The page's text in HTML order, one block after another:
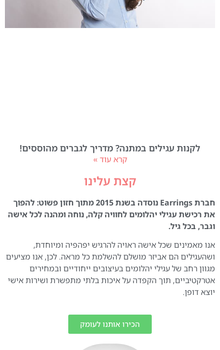
לקנות עגילים במתנה? מדריך לגברים מהוססים!
קרא עוד »
קצת עלינו
חברת Earrings נוסדה בשנת 2015 מתוך חזון פשוט: להפוך
את רכישת עגילי יהלומים לחוויה קלה, נוחה ומהנה לכל אישה
וגבר, בכל גיל.
אנו מאמינים שכל אישה ראויה להרגיש יפהפיה ומיוחדת,
ושהעגילים הם אביזר מושלם להשלמת כל מראה. לכן, אנו מציעים
מגוון רחב של עגילי יהלומים בעיצובים ייחודיים ובמחירים
אטרקטיביים, תוך הקפדה על איכות בלתי מתפשרת ושירות אישי
יוצא דופן.
הכירו אותנו לעומק